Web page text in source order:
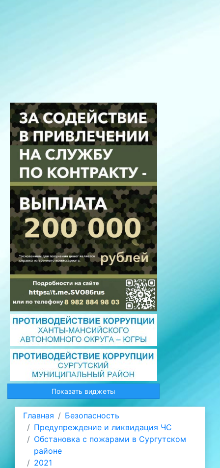
Показать виджеты
Главная
Безопасность
Предупреждение и ликвидация ЧС
Обстановка с пожарами в Сургутском
районе
2021